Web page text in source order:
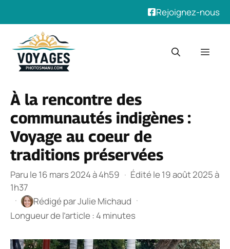
Rejoignez-nous
contenu
À la rencontre des
communautés indigènes :
Voyage au coeur de
traditions préservées
Paru le 16 mars 2024 à 4h59 · Édité le 19 août 2025 à
1h37
·
Rédigé parJulie Michaud ·
Longueur de l’article : 4 minutes